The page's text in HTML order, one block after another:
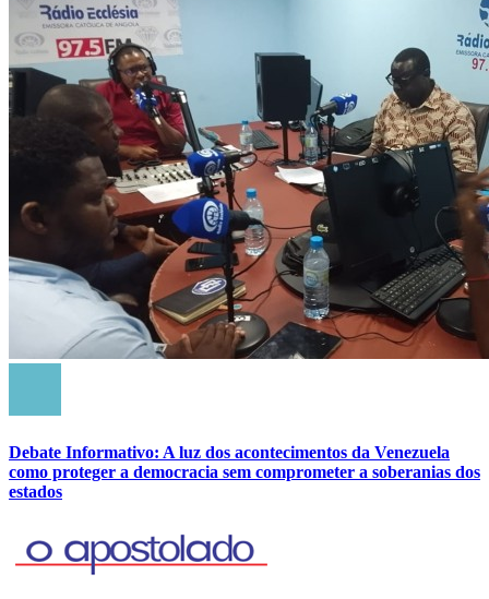
Debate Informativo: A luz dos acontecimentos da Venezuela
como proteger a democracia sem comprometer a soberanias dos
estados